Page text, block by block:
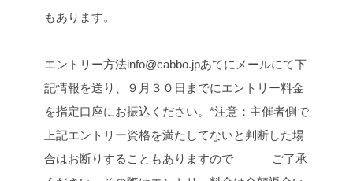
もあります。
エントリー方法info@cabbo.jpあてにメールにて下
記情報を送り、９月３０日までにエントリー料金
を指定口座にお振込ください。 *注意：主催者側で
上記エントリー資格を満たしてないと判断した場
合はお断りすることもありますので ご了承